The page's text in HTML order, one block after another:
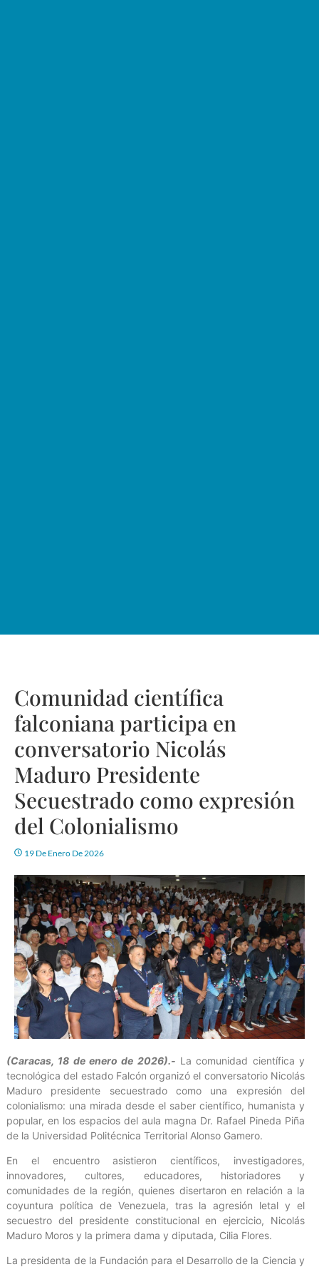
Comunidad científica
falconiana participa en
conversatorio Nicolás
Maduro Presidente
Secuestrado como expresión
del Colonialismo
19 De Enero De 2026
(Caracas, 18 de enero de 2026).- La comunidad científica y
tecnológica del estado Falcón organizó el conversatorio Nicolás
Maduro presidente secuestrado como una expresión del
colonialismo: una mirada desde el saber científico, humanista y
popular, en los espacios del aula magna Dr. Rafael Pineda Piña
de la Universidad Politécnica Territorial Alonso Gamero.
En el encuentro asistieron científicos, investigadores,
innovadores, cultores, educadores, historiadores y
comunidades de la región, quienes disertaron en relación a la
coyuntura política de Venezuela, tras la agresión letal y el
secuestro del presidente constitucional en ejercicio, Nicolás
Maduro Moros y la primera dama y diputada, Cilia Flores.
La presidenta de la Fundación para el Desarrollo de la Ciencia y